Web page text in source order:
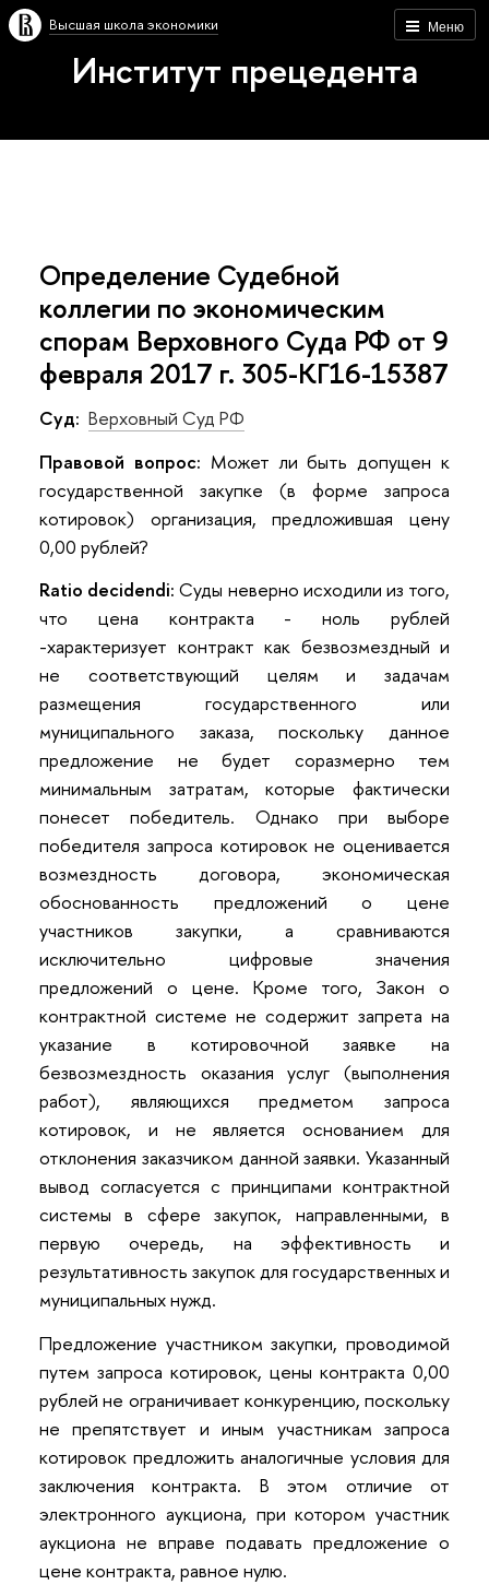
Меню
Высшая школа экономики
Институт прецедента
Определение Судебной
коллегии по экономическим
спорам Верховного Суда РФ от 9
февраля 2017 г. 305-КГ16-15387
Суд: Верховный Суд РФ
Правовой вопрос: Может ли быть допущен к
государственной закупке (в форме запроса
котировок) организация, предложившая цену
0,00 рублей?
Ratio decidendi:Суды неверно исходили из того,
что цена контракта - ноль рублей
-характеризует контракт как безвозмездный и
не соответствующий целям и задачам
размещения государственного или
муниципального заказа, поскольку данное
предложение не будет соразмерно тем
минимальным затратам, которые фактически
понесет победитель. Однако при выборе
победителя запроса котировок не оценивается
возмездность договора, экономическая
обоснованность предложений о цене
участников закупки, а сравниваются
исключительно цифровые значения
предложений о цене. Кроме того, Закон о
контрактной системе не содержит запрета на
указание в котировочной заявке на
безвозмездность оказания услуг (выполнения
работ), являющихся предметом запроса
котировок, и не является основанием для
отклонения заказчиком данной заявки. Указанный
вывод согласуется с принципами контрактной
системы в сфере закупок, направленными, в
первую очередь, на эффективность и
результативность закупок для государственных и
муниципальных нужд.
Предложение участником закупки, проводимой
путем запроса котировок, цены контракта 0,00
рублей не ограничивает конкуренцию, поскольку
не препятствует и иным участникам запроса
котировок предложить аналогичные условия для
заключения контракта. В этом отличие от
электронного аукциона, при котором участник
аукциона не вправе подавать предложение о
цене контракта, равное нулю.